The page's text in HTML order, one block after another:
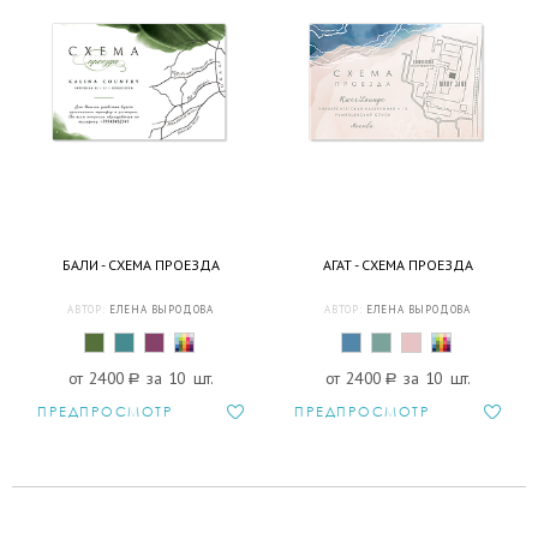
БАЛИ - СХЕМА ПРОЕЗДА
АВТОР: ЕЛЕНА ВЫРОДОВА
от 2400 a за 10 шт.
ПРЕДПРОСМОТР
АГАТ - СХЕМА ПРОЕЗДА
АВТОР: ЕЛЕНА ВЫРОДОВА
от 2400 a за 10 шт.
ПРЕДПРОСМОТР